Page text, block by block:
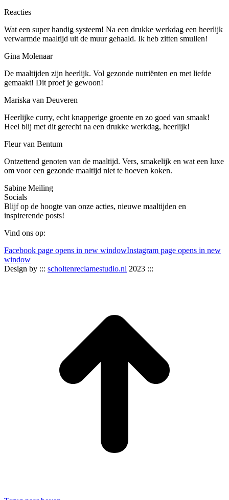
Reacties
Wat een super handig systeem! Na een drukke werkdag een heerlijk
verwarmde maaltijd uit de muur gehaald. Ik heb zitten smullen!
Gina Molenaar
De maaltijden zijn heerlijk. Vol gezonde nutriënten en met liefde
gemaakt! Dit proef je gewoon!
Mariska van Deuveren
Heerlijke curry, echt knapperige groente en zo goed van smaak!
Heel blij met dit gerecht na een drukke werkdag, heerlijk!
Fleur van Bentum
Ontzettend genoten van de maaltijd. Vers, smakelijk en wat een luxe
om voor een gezonde maaltijd niet te hoeven koken.
Sabine Meiling
Socials
Blijf op de hoogte van onze acties, nieuwe maaltijden en
inspirerende posts!
Vind ons op:
Facebook page opens in new windowInstagram page opens in new
window
Design by ::: scholtenreclamestudio.nl 2023 :::